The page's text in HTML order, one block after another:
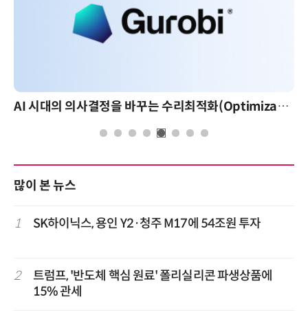
AI 시대의 의사결정을 바꾸는 수리최적화(Optimization): 실제 산업 적용 사례와 활용 전략
많이 본 뉴스
1 SK하이닉스, 용인 Y2·청주 M17에 54조원 투자
2
트럼프, '반도체 핵심 원료' 폴리실리콘 파생상품에
15% 관세